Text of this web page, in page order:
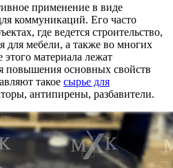
применение в виде
коммуникаций. Его часто
где ведется строительство,
для мебели, а также во многих
материала лежат
повышения основных свойств
такое сырье для
антипирены, разбавители.